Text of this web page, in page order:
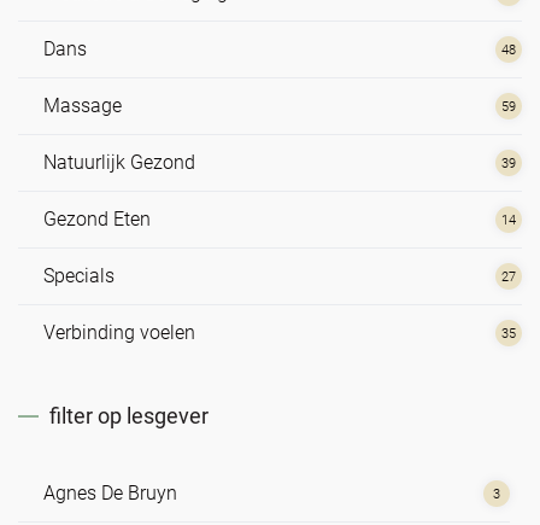
Dans 48
Massage 59
Natuurlijk Gezond 39
Gezond Eten 14
Specials 27
Verbinding voelen 35
filter op lesgever
Agnes De Bruyn 3